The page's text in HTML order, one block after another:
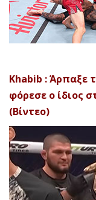
Khabib : Άρπαξε
φόρεσε ο ίδιος
(Βίντεο)